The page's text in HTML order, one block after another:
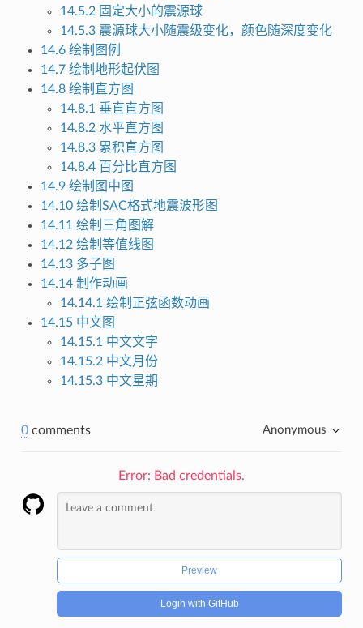
14.5.2 固定大小的震源球
14.5.3 震源球大小随震级变化，颜色随深度变化
14.6 绘制图例
14.7 绘制地形起伏图
14.8 绘制直方图
14.8.1 垂直直方图
14.8.2 水平直方图
14.8.3 累积直方图
14.8.4 百分比直方图
14.9 绘制图中图
14.10 绘制SAC格式地震波形图
14.11 绘制三角图解
14.12 绘制等值线图
14.13 多子图
14.14 制作动画
14.14.1 绘制正弦函数动画
14.15 中文图
14.15.1 中文文字
14.15.2 中文月份
14.15.3 中文星期
0comments Anonymous
Error: Bad credentials.
Preview
Login with GitHub